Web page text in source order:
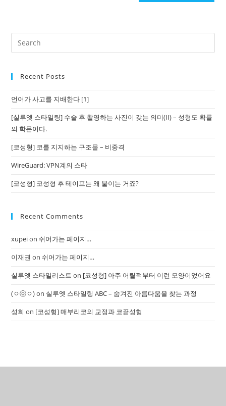
Recent Posts
언어가 사고를 지배한다 [1]
[실루엣 스타일링] 수술 후 촬영하는 사진이 갖는 의미(II) – 성형도 확률
의 학문이다.
[코성형] 코를 지지하는 구조물 – 비중격
WireGuard: VPN계의 스타
[코성형] 코성형 후 테이프는 왜 붙이는 거죠?
Recent Comments
xupeion 쉬어가는 페이지…
이재권 on 쉬어가는 페이지…
실루엣 스타일리스트 on [코성형] 아주 어릴적부터 이런 모양이었어요
(ㅇⓞㅇ)on 실루엣 스타일링 ABC – 숨겨진 아름다움을 찾는 과정
성희 on [코성형] 매부리코의 교정과 코끝성형